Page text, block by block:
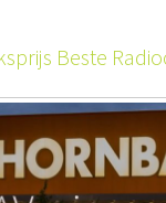
Beste